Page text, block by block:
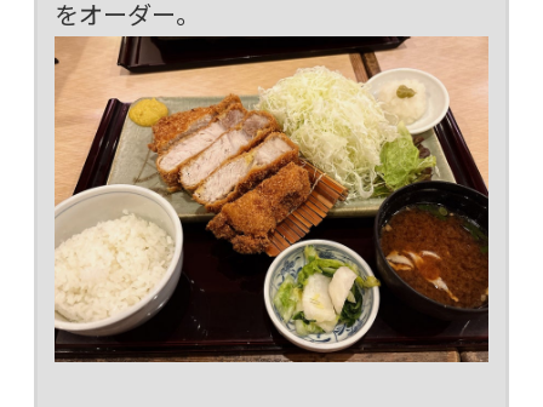
をオーダー。